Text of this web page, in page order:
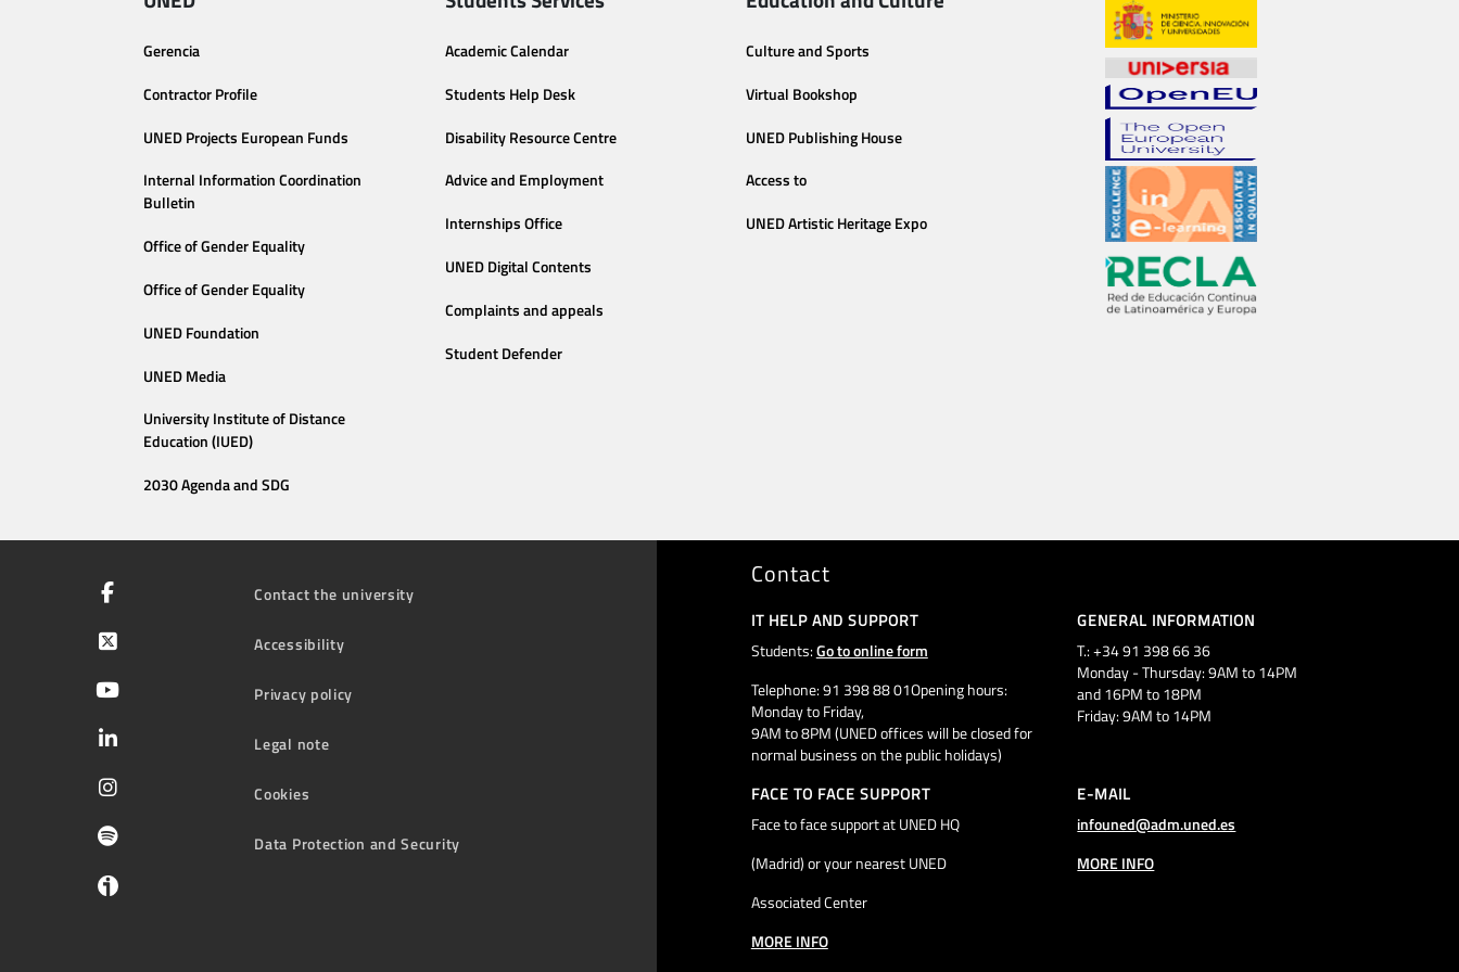
Gerencia
Contractor Profile
UNED Projects European Funds
Internal Information Coordination
Bulletin
Office of Gender Equality
Office of Gender Equality
UNED Foundation
UNED Media
University Institute of Distance
Education (IUED)
2030 Agenda and SDG
Academic Calendar
Students Help Desk
Disability Resource Centre
Advice and Employment
Internships Office
UNED Digital Contents
Complaints and appeals
Student Defender
Culture and Sports
Virtual Bookshop
UNED Publishing House
Access to
UNED Artistic Heritage Expo
Contact the university
Accessibility
Privacy policy
Legal note
Cookies
Data Protection and Security
Contact
IT HELP AND SUPPORT
Students:Go to online form
Telephone: 91 398 88 01Opening hours:
Monday to Friday,
9AM to 8PM (UNED offices will be closed for
normal business on the public holidays)
GENERAL INFORMATION
T.: +34 91 398 66 36
Monday - Thursday: 9AM to 14PM
and 16PM to 18PM
Friday: 9AM to 14PM
FACE TO FACE SUPPORT
Face to face support at UNED HQ
(Madrid) or your nearest UNED
Associated Center
MORE INFO
E-MAIL
infouned@adm.uned.es
MORE INFO